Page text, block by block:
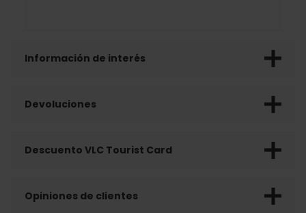
Información de interés
Devoluciones
Descuento VLC Tourist Card
Opiniones de clientes